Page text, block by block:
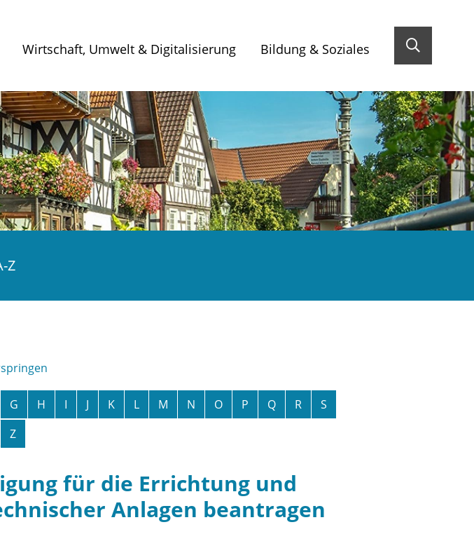
Wirtschaft, Umwelt & Digitalisierung Bildung & Soziales
Z
G H I J K L M N O P Q R
S
Z
für die Errichtung und
Anlagen beantragen